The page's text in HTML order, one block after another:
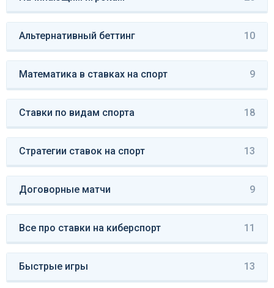
Альтернативный беттинг 10
Математика в ставках на спорт 9
Ставки по видам спорта 18
Стратегии ставок на спорт 13
Договорные матчи 9
Все про ставки на киберспорт 11
Быстрые игры 13